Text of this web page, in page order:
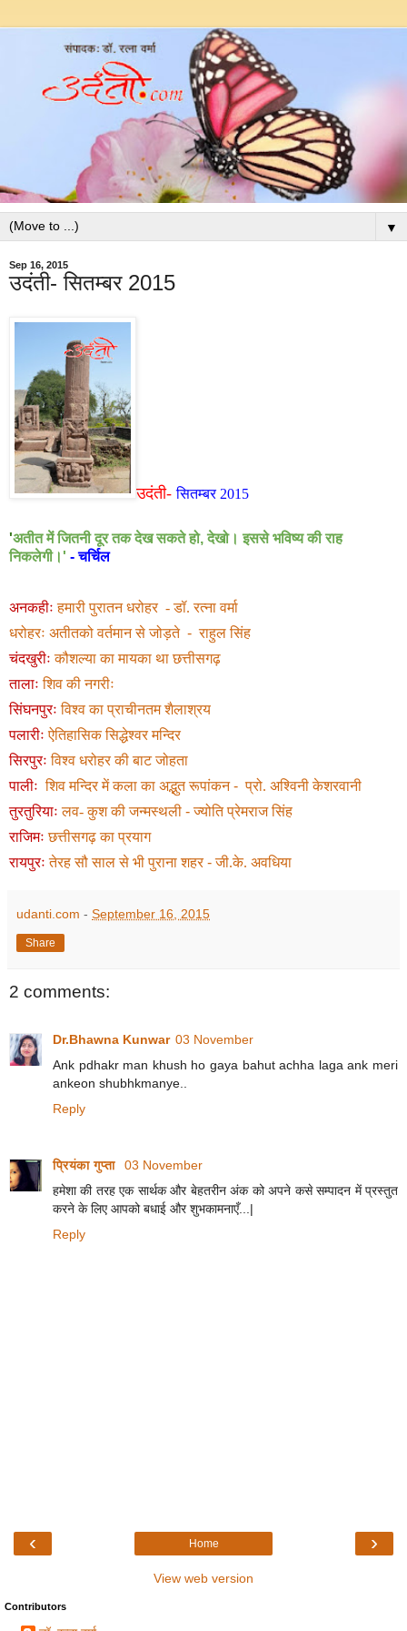
▼
Sep 16, 2015
उदंती- सितम्बर 2015
उदंती- सितम्बर 2015
'अतीत में जितनी दूर तकदेख सकते हो,देखो।इससे भविष्य कीराह
निकलेगी। ' -चर्चिल
अनकहीः हमारी पुरातन धरोहर - डॉ. रत्ना वर्मा
धरोहरः अतीतको वर्तमान से जोड़ते - राहुल सिंह
चंदखुरीः कौशल्या का मायका था छत्तीसगढ़
तालाः शिव की नगरीः
सिंघनपुरः विश्व का प्राचीनतम शैलाश्रय
पलारीः ऐतिहासिक सिद्धेश्वर मन्दिर
सिरपुरः विश्व धरोहर की बाट जोहता
पालीः शिव मन्दिर में कला का अद्भुत रूपांकन-प्रो. अश्विनी केशरवानी
तुरतुरियाः लव- कुश की जन्मस्थली -ज्योति प्रेमराज सिंह
राजिमः छत्तीसगढ़ का प्रयाग
रायपुरः तेरह सौ साल से भी पुराना शहर-जी.के. अवधिया
udanti.com - September 16, 2015
Share
2 comments:
Dr.Bhawna Kunwar 03 November
Ank pdhakr man khush ho gaya bahut achha laga ank meri
ankeon shubhkmanye..
Reply
प्रियंका गुप्ता
03 November
हमेशा की तरह एक सार्थक और बेहतरीन अंक को अपने कसे सम्पादन में प्रस्तुत
करने के लिए आपको बधाई और शुभकामनाएँ...|
Reply
‹ ›
Home
View web version
Contributors